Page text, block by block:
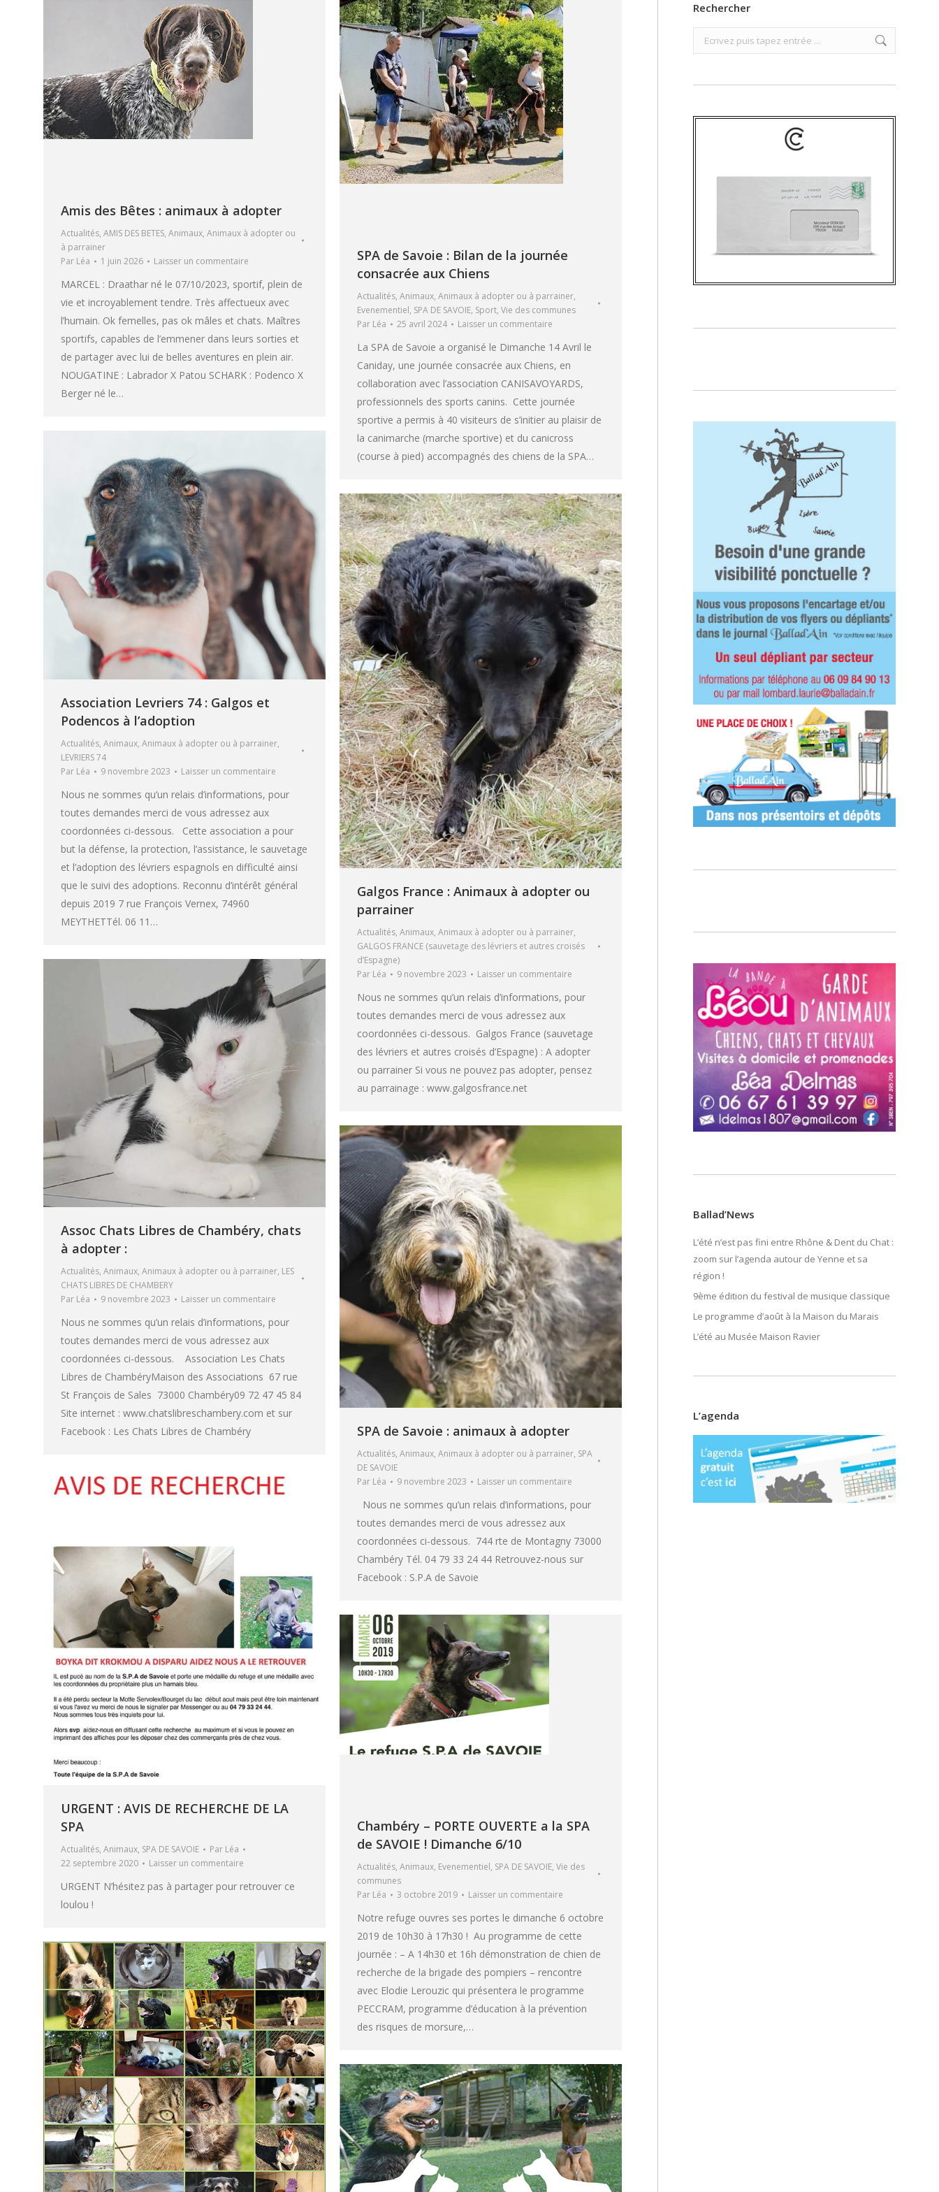
Amis des Bêtes : animaux à adopter
Actualités, AMIS DES BETES, Animaux, Animaux à adopter ou
à parrainer
Par Léa 1 juin 2026 Laisser un commentaire
MARCEL : Draathar né le 07/10/2023, sportif, plein de
vie et incroyablement tendre. Très affectueux avec
l’humain. Ok femelles, pas ok mâles et chats. Maîtres
sportifs, capables de l’emmener dans leurs sorties et
de partager avec lui de belles aventures en plein air.
NOUGATINE : Labrador X Patou SCHARK : Podenco X
Berger né le…
SPA de Savoie : Bilan de la journée
consacrée aux Chiens
Actualités, Animaux, Animaux à adopter ou à parrainer,
Evenementiel, SPA DE SAVOIE, Sport, Vie des communes
Par Léa 25 avril 2024 Laisser un commentaire
La SPA de Savoie a organisé le Dimanche 14 Avril le
Caniday, une journée consacrée aux Chiens, en
collaboration avec l’association CANISAVOYARDS,
professionnels des sports canins. Cette journée
sportive a permis à 40 visiteurs de s’initier au plaisir de
la canimarche (marche sportive) et du canicross
(course à pied) accompagnés des chiens de la SPA…
Association Levriers 74 : Galgos et
Podencos à l’adoption
Actualités, Animaux, Animaux à adopter ou à parrainer,
LEVRIERS 74
Par Léa 9 novembre 2023 Laisser un commentaire
Nous ne sommes qu’un relais d’informations, pour
toutes demandes merci de vous adressez aux
coordonnées ci-dessous. Cette association a pour
but la défense, la protection, l’assistance, le sauvetage
et l’adoption des lévriers espagnols en difficulté ainsi
que le suivi des adoptions. Reconnu d’intérêt général
depuis 2019 7 rue François Vernex, 74960
MEYTHETTél. 06 11…
Galgos France : Animaux à adopter ou
parrainer
Actualités, Animaux, Animaux à adopter ou à parrainer,
GALGOS FRANCE (sauvetage des lévriers et autres croisés
d’Espagne)
Par Léa 9 novembre 2023 Laisser un commentaire
Nous ne sommes qu’un relais d’informations, pour
toutes demandes merci de vous adressez aux
coordonnées ci-dessous. Galgos France (sauvetage
des lévriers et autres croisés d’Espagne) : A adopter
ou parrainer Si vous ne pouvez pas adopter, pensez
au parrainage : www.galgosfrance.net
Assoc Chats Libres de Chambéry, chats
à adopter :
Actualités, Animaux, Animaux à adopter ou à parrainer, LES
CHATS LIBRES DE CHAMBERY
Par Léa 9 novembre 2023 Laisser un commentaire
Nous ne sommes qu’un relais d’informations, pour
toutes demandes merci de vous adressez aux
coordonnées ci-dessous. Association Les Chats
Libres de ChambéryMaison des Associations 67 rue
St François de Sales 73000 Chambéry09 72 47 45 84
Site internet : www.chatslibreschambery.com et sur
Facebook : Les Chats Libres de Chambéry
SPA de Savoie : animaux à adopter
Actualités, Animaux, Animaux à adopter ou à parrainer, SPA
DE SAVOIE
Par Léa 9 novembre 2023 Laisser un commentaire
Nous ne sommes qu’un relais d’informations, pour
toutes demandes merci de vous adressez aux
coordonnées ci-dessous. 744 rte de Montagny 73000
Chambéry Tél. 04 79 33 24 44 Retrouvez-nous sur
Facebook : S.P.A de Savoie
URGENT : AVIS DE RECHERCHE DE LA
SPA
Actualités, Animaux, SPA DE SAVOIE Par Léa
22 septembre 2020
Laisser un commentaire
URGENT N’hésitez pas à partager pour retrouver ce
loulou !
Chambéry – PORTE OUVERTE a la SPA
de SAVOIE ! Dimanche 6/10
Actualités, Animaux, Evenementiel, SPA DE SAVOIE, Vie des
communes
Par Léa 3 octobre 2019 Laisser un commentaire
Notre refuge ouvres ses portes le dimanche 6 octobre
2019 de 10h30 à 17h30 ! Au programme de cette
journée : – A 14h30 et 16h démonstration de chien de
recherche de la brigade des pompiers – rencontre
avec Elodie Lerouzic qui présentera le programme
PECCRAM, programme d’éducation à la prévention
des risques de morsure,…
Rechercher
Search:
Ballad’News
L’été n’est pas fini entre Rhône & Dent du Chat :
zoom sur l’agenda autour de Yenne et sa
région !
9ème édition du festival de musique classique
Le programme d’août à la Maison du Marais
L’été au Musée Maison Ravier
L’agenda